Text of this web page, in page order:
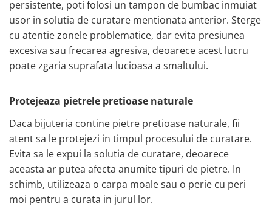
persistente, poti folosi un tampon de bumbac inmuiat
usor in solutia de curatare mentionata anterior. Sterge
cu atentie zonele problematice, dar evita presiunea
excesiva sau frecarea agresiva, deoarece acest lucru
poate zgaria suprafata lucioasa a smaltului.
Protejeaza pietrele pretioase naturale
Daca bijuteria contine pietre pretioase naturale, fii
atent sa le protejezi in timpul procesului de curatare.
Evita sa le expui la solutia de curatare, deoarece
aceasta ar putea afecta anumite tipuri de pietre. In
schimb, utilizeaza o carpa moale sau o perie cu peri
moi pentru a curata in jurul lor.